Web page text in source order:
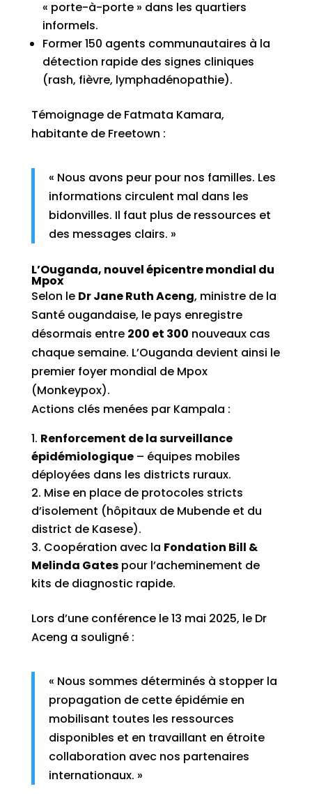
« porte-à-porte » dans les quartiers
informels.
Former 150 agents communautaires à la
détection rapide des signes cliniques
(rash, fièvre, lymphadénopathie).
Témoignage de Fatmata Kamara,
habitante de Freetown :
« Nous avons peur pour nos familles. Les
informations circulent mal dans les
bidonvilles. Il faut plus de ressources et
des messages clairs. »
L’Ouganda, nouvel épicentre mondial du
Mpox
Selon le Dr Jane Ruth Aceng, ministre de la
Santé ougandaise, le pays enregistre
désormais entre 200 et 300 nouveaux cas
chaque semaine. L’Ouganda devient ainsi le
premier foyer mondial de Mpox
(Monkeypox).
Actions clés menées par Kampala :
Renforcement de la surveillance
épidémiologique– équipes mobiles
déployées dans les districts ruraux.
Mise en place de protocoles stricts
d’isolement (hôpitaux de Mubende et du
district de Kasese).
Coopération avec la Fondation Bill &
Melinda Gatespour l’acheminement de
kits de diagnostic rapide.
Lors d’une conférence le 13 mai 2025, le Dr
Aceng a souligné :
« Nous sommes déterminés à stopper la
propagation de cette épidémie en
mobilisant toutes les ressources
disponibles et en travaillant en étroite
collaboration avec nos partenaires
internationaux. »